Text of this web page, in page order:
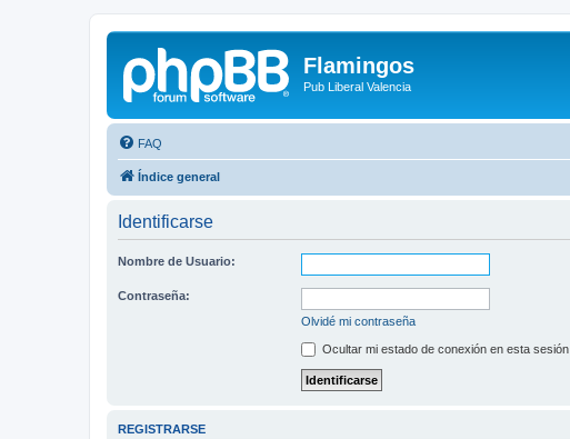
Flamingos
Pub Liberal Valencia
FAQ
Índice general
Identificarse
Nombre de Usuario:
Contraseña:
Olvidé mi contraseña
Ocultar mi estado de conexión en esta sesión
REGISTRARSE